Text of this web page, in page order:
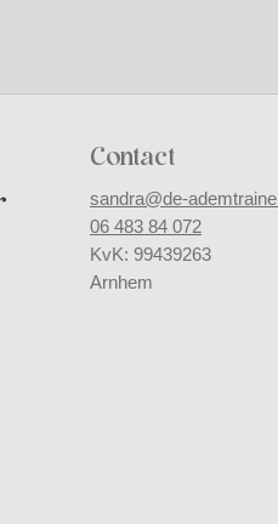
Contact
sandra@de-
06 483 84 072
KvK: 99439263
Arnhem